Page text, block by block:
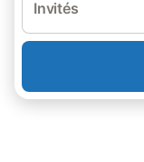
Invités